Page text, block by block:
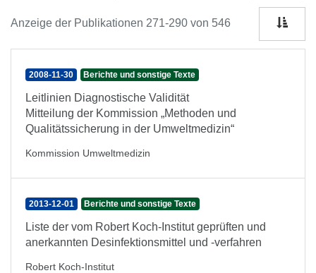
Anzeige der Publikationen 271-290 von 546
2008-11-30 Berichte und sonstige Texte
Leitlinien Diagnostische Validität
Mitteilung der Kommission „Methoden und
Qualitätssicherung in der Umweltmedizin“
Kommission Umweltmedizin
2013-12-01 Berichte und sonstige Texte
Liste der vom Robert Koch-Institut geprüften und
anerkannten Desinfektionsmittel und -verfahren
Robert Koch-Institut